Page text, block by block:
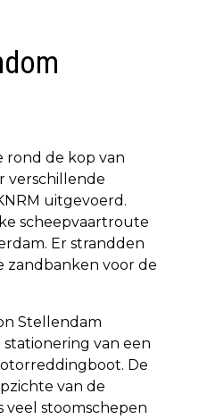
rond de kop van
verschillende
uitgevoerd.
scheepvaartroute
Er strandden
zandbanken voor de
Stellendam
van een
De
van de
veel stoomschepen